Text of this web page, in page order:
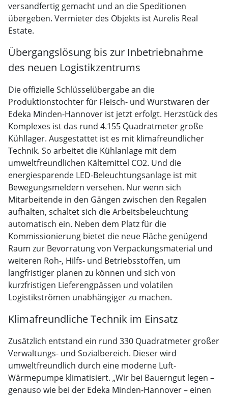
versandfertig gemacht und an die Speditionen
übergeben. Vermieter des Objekts ist Aurelis Real
Estate.
Übergangslösung bis zur Inbetriebnahme
des neuen Logistikzentrums
Die offizielle Schlüsselübergabe an die
Produktionstochter für Fleisch- und Wurstwaren der
Edeka Minden-Hannover ist jetzt erfolgt. Herzstück des
Komplexes ist das rund 4.155 Quadratmeter große
Kühllager. Ausgestattet ist es mit klimafreundlicher
Technik. So arbeitet die Kühlanlage mit dem
umweltfreundlichen Kältemittel CO2. Und die
energiesparende LED-Beleuchtungsanlage ist mit
Bewegungsmeldern versehen. Nur wenn sich
Mitarbeitende in den Gängen zwischen den Regalen
aufhalten, schaltet sich die Arbeitsbeleuchtung
automatisch ein. Neben dem Platz für die
Kommissionierung bietet die neue Fläche genügend
Raum zur Bevorratung von Verpackungsmaterial und
weiteren Roh-, Hilfs- und Betriebsstoffen, um
langfristiger planen zu können und sich von
kurzfristigen Lieferengpässen und volatilen
Logistikströmen unabhängiger zu machen.
Klimafreundliche Technik im Einsatz
Zusätzlich entstand ein rund 330 Quadratmeter großer
Verwaltungs- und Sozialbereich. Dieser wird
umweltfreundlich durch eine moderne Luft-
Wärmepumpe klimatisiert. „Wir bei Bauerngut legen –
genauso wie bei der Edeka Minden-Hannover – einen